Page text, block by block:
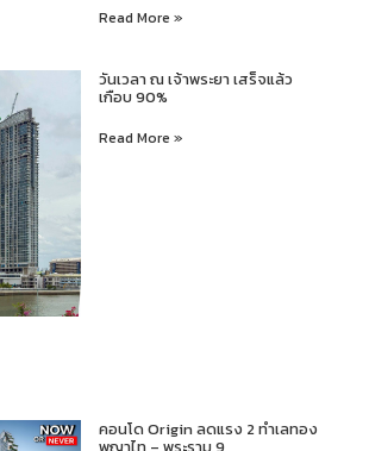
Read More »
วันเวลา ณ เจ้าพระยา เสร็จแล้ว
เกือบ 90%
Read More »
คอนโด Origin ลดแรง 2 ทำเลทอง